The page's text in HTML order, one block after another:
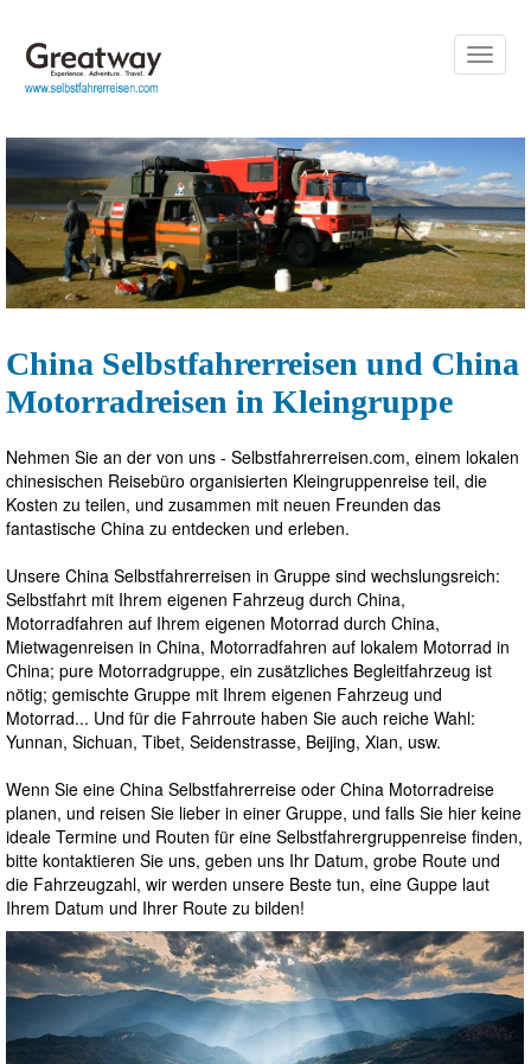
Toggle
China Selbstfahrerreisen und China
Motorradreisen in Kleingruppe
Nehmen Sie an der von uns - Selbstfahrerreisen.com, einem lokalen
chinesischen Reisebüro organisierten Kleingruppenreise teil, die
Kosten zu teilen, und zusammen mit neuen Freunden das
fantastische China zu entdecken und erleben.
Unsere China Selbstfahrerreisen in Gruppe sind wechslungsreich:
Selbstfahrt mit Ihrem eigenen Fahrzeug durch China,
Motorradfahren auf Ihrem eigenen Motorrad durch China,
Mietwagenreisen in China, Motorradfahren auf lokalem Motorrad in
China; pure Motorradgruppe, ein zusätzliches Begleitfahrzeug ist
nötig; gemischte Gruppe mit Ihrem eigenen Fahrzeug und
Motorrad... Und für die Fahrroute haben Sie auch reiche Wahl:
Yunnan, Sichuan, Tibet, Seidenstrasse, Beijing, Xian, usw.
Wenn Sie eine China Selbstfahrerreise oder China Motorradreise
planen, und reisen Sie lieber in einer Gruppe, und falls Sie hier keine
ideale Termine und Routen für eine Selbstfahrergruppenreise finden,
bitte kontaktieren Sie uns, geben uns Ihr Datum, grobe Route und
die Fahrzeugzahl, wir werden unsere Beste tun, eine Guppe laut
Ihrem Datum und Ihrer Route zu bilden!